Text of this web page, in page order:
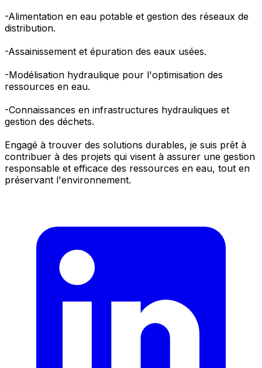
-Alimentation en eau potable et gestion des réseaux de
distribution.
-Assainissement et épuration des eaux usées.
-Modélisation hydraulique pour l'optimisation des
ressources en eau.
-Connaissances en infrastructures hydrauliques et
gestion des déchets.
Engagé à trouver des solutions durables, je suis prêt à
contribuer à des projets qui visent à assurer une gestion
responsable et efficace des ressources en eau, tout en
préservant l'environnement.